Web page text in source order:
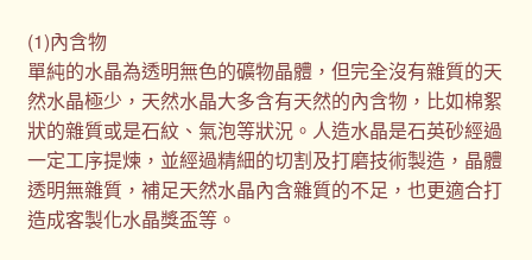
(1)內含物
單純的水晶為透明無色的礦物晶體，但完全沒有雜質的天
然水晶極少，天然水晶大多含有天然的內含物，比如棉絮
狀的雜質或是石紋、氣泡等狀況。人造水晶是石英砂經過
一定工序提煉，並經過精細的切割及打磨技術製造，晶體
透明無雜質，補足天然水晶內含雜質的不足，也更適合打
造成客製化水晶獎盃等。